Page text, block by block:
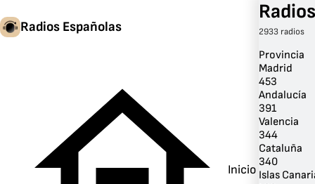
Radios Españolas
Inicio
2933 radios
Provincia
Madrid
453
Andalucía
391
Valencia
344
Cataluña
340
Islas